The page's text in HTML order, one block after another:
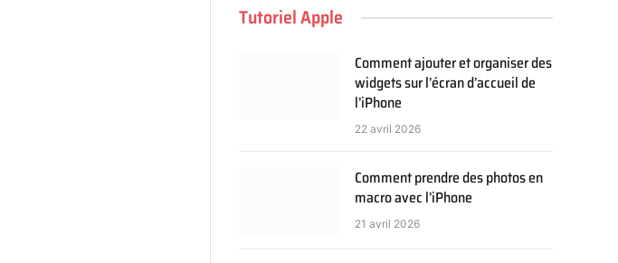
Tutoriel Apple
Comment ajouter et organiser des
widgets sur l’écran d’accueil de
l’iPhone
22 avril 2026
Comment prendre des photos en
macro avec l’iPhone
21 avril 2026